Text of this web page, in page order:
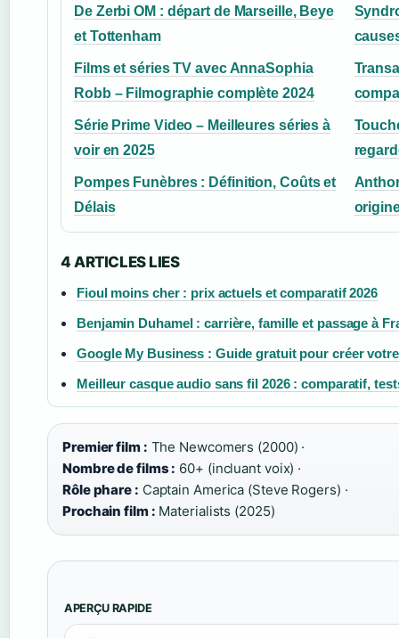
De Zerbi OM : départ de Marseille, Beye
et Tottenham
Films et séries TV avec AnnaSophia
Robb – Filmographie complète 2024
Série Prime Video – Meilleures séries à
voir en 2025
Pompes Funèbres : Définition, Coûts et
Délais
4 ARTICLES LIES
Fioul moins cher : prix actuels et comparatif 2026
Benjamin Duhamel : carrière, famille et passage à
Google My Business : Guide gratuit pour créer
Meilleur casque audio sans fil 2026 : comparatif,
Premier film : The Newcomers (2000) ·
Nombre de films : 60+ (incluant voix) ·
Rôle phare : Captain America (Steve Rogers) ·
Prochain film : Materialists (2025)
APERÇU RAPIDE